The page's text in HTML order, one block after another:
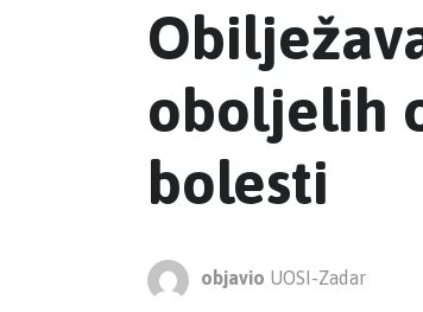
oboljelih
bolesti
objavio UOSI-Zadar